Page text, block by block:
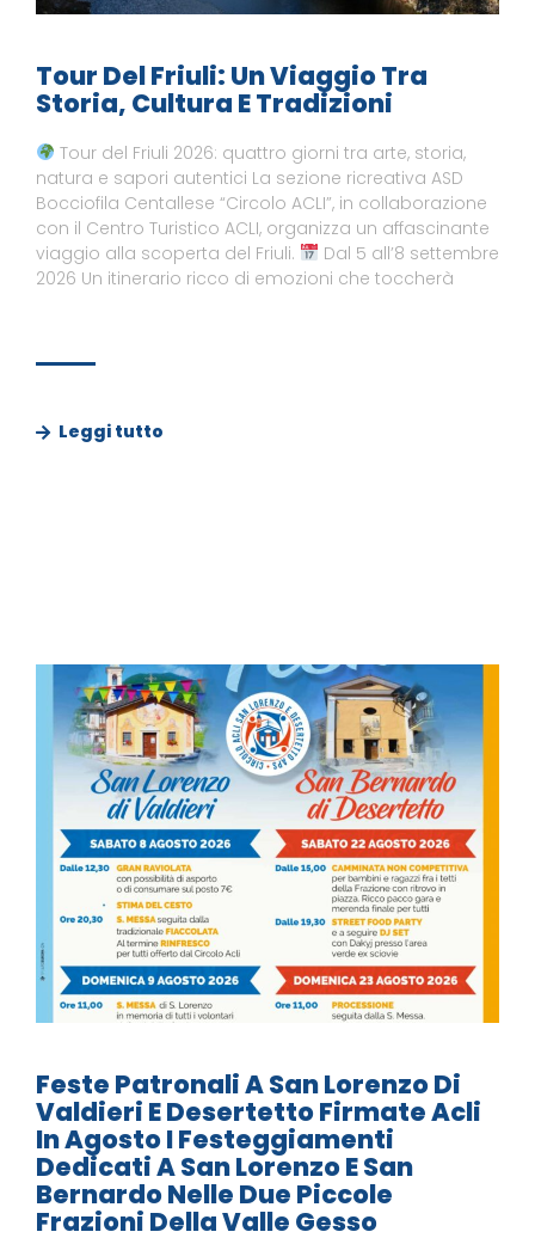
Tour Del Friuli: Un Viaggio Tra
Storia, Cultura E Tradizioni
Tour del Friuli 2026: quattro giorni tra arte, storia,
natura e sapori autentici La sezione ricreativa ASD
Bocciofila Centallese “Circolo ACLI”, in collaborazione
con il Centro Turistico ACLI, organizza un affascinante
viaggio alla scoperta del Friuli.
Dal 5 all’8 settembre
2026 Un itinerario ricco di emozioni che toccherà
Leggi tutto
Feste Patronali A San Lorenzo Di
Valdieri E Desertetto Firmate Acli
In Agosto I Festeggiamenti
Dedicati A San Lorenzo E San
Bernardo Nelle Due Piccole
Frazioni Della Valle Gesso